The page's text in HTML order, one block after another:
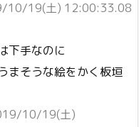
10/19(土) 12:00:33.08
下手なのに
まそうな絵をかく板垣
10/19(土)